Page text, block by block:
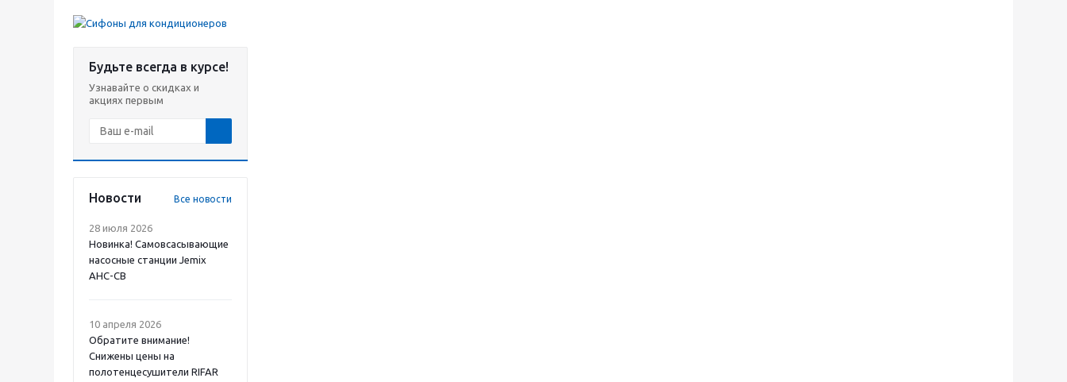
Будьте всегда в курсе!
Узнавайте о скидках и
акциях первым
Новости Все новости
28 июля 2026
Новинка! Самовсасывающие
насосные станции Jemix
АНС-СВ
10 апреля 2026
Обратите внимание!
Снижены цены на
полотенцесушители RIFAR